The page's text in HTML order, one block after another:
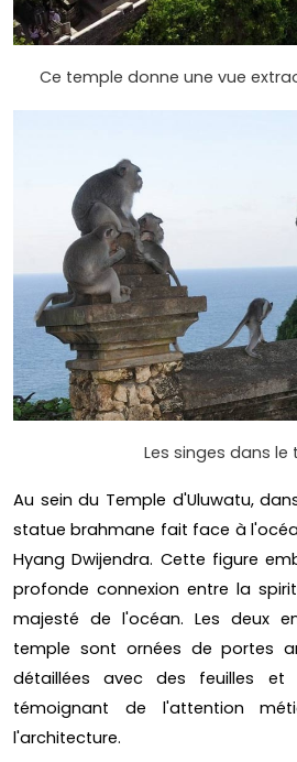
Ce temple donne une vue
Les singes dans le
Au sein du Temple d'Uluwatu,
statue brahmane fait face à
Hyang Dwijendra. Cette figure
profonde connexion entre la
majesté de l'océan. Les deux
temple sont ornées de portes
détaillées avec des feuilles et
témoignant de l'attention
l'architecture.